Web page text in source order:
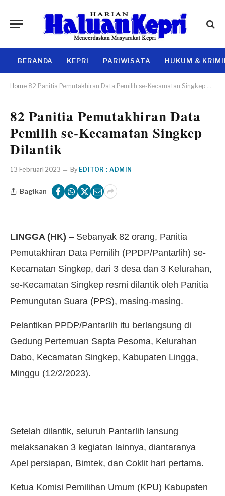
BERANDA KEPRI PARIWISATA HUKUM &
Home 82 Panitia Pemutakhiran Data Pemilih se-Kecamatan Singkep Dilantik
82 Panitia Pemutakhiran Data
Pemilih se-Kecamatan Singkep
Dilantik
13 Februari 2023 By EDITOR : ADMIN
Bagikan
LINGGA (HK) – Sebanyak 82 orang, Panitia
Pemutakhiran Data Pemilih (PPDP/Pantarlih) se-
Kecamatan Singkep, dari 3 desa dan 3 Kelurahan,
se-Kecamatan Singkep resmi dilantik oleh Panitia
Pemungutan Suara (PPS), masing-masing.
Pelantikan PPDP/Pantarlih itu berlangsung di
Gedung Pertemuan Sapta Pesoma, Kelurahan
Dabo, Kecamatan Singkep, Kabupaten Lingga,
Minggu (12/2/2023).
Setelah dilantik, seluruh Pantarlih lansung
melaksanakan 3 kegiatan lainnya, diantaranya
Apel persiapan, Bimtek, dan Coklit hari pertama.
Ketua Komisi Pemilihan Umum (KPU) Kabupaten